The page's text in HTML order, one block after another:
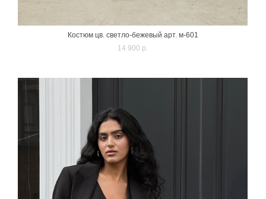
Костюм цв. светло-бежевый арт. м-601
14 900 p.